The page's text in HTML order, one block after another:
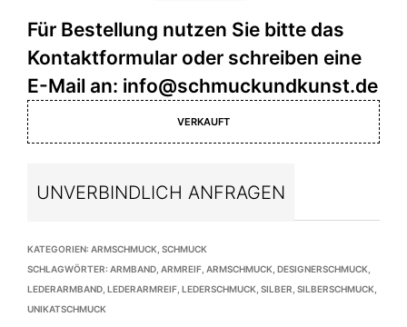
VERKAUFT
UNVERBINDLICH ANFRAGEN
KATEGORIEN: ARMSCHMUCK SCHMUCK
SCHLAGWÖRTER: ARMBAND ARMREIF ARMSCHMUCK DESIGNERSCHMUCK
LEDERARMBAND LEDERARMREIF LEDERSCHMUCK SILBER SILBERSCHMUCK
UNIKATSCHMUCK